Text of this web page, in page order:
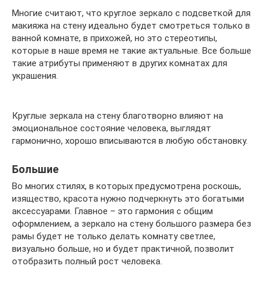
Многие считают, что круглое зеркало с подсветкой для
макияжа на стену идеально будет смотреться только в
ванной комнате, в прихожей, но это стереотипы,
которые в наше время не такие актуальные. Все больше
такие атрибуты применяют в других комнатах для
украшения.
Круглые зеркала на стену благотворно влияют на
эмоциональное состояние человека, выглядят
гармонично, хорошо вписываются в любую обстановку.
Большие
Во многих стилях, в которых предусмотрена роскошь,
изящество, красота нужно подчеркнуть это богатыми
аксессуарами. Главное – это гармония с общим
оформлением, а зеркало на стену большого размера без
рамы будет не только делать комнату светлее,
визуально больше, но и будет практичной, позволит
отобразить полный рост человека.